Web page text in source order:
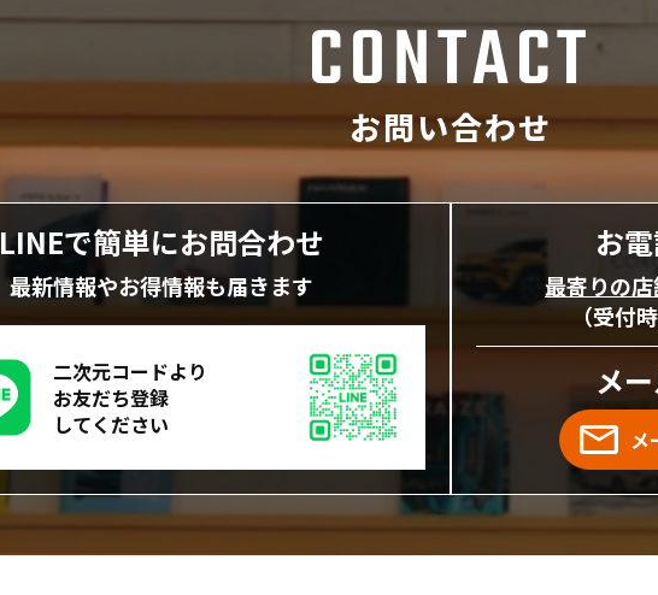
CONTACT
お問い合わせ
LINEで簡単にお問合わせ
最新情報やお得情報も届きます
二次元コードより
お友だち登録
してください
お
最寄りの
（受付
メ
メ